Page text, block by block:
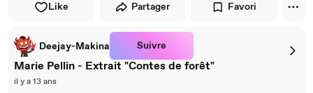
Like Partager Favori
Deejay-Makina Suivre
Marie Pellin - Extrait "Contes de forêt"
il y a 13 ans